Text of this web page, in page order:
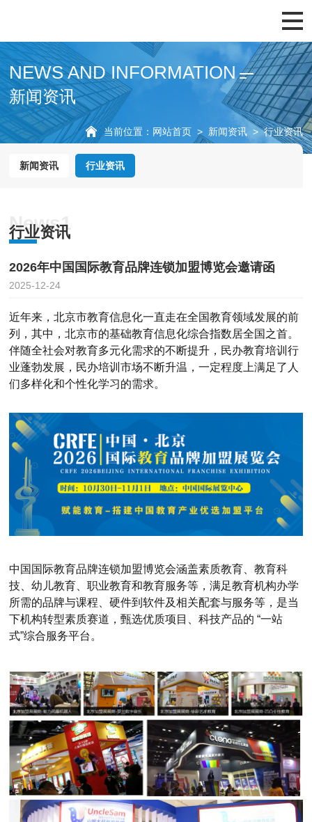
展会概览
展商服务
观众服务
往届回顾
新闻资讯
NEWS AND INFORMATION
新闻资讯
当前位置： 网站首页> 新闻资讯>行业资讯
新闻资讯 行业资讯
News1
行业资讯
2026年中国国际教育品牌连锁加盟博览会邀请函
2025-12-24
近年来，北京市教育信息化一直走在全国教育领域发展的前
列，其中，北京市的基础教育信息化综合指数居全国之首。
伴随全社会对教育多元化需求的不断提升，民办教育培训行
业蓬勃发展，民办培训市场不断升温，一定程度上满足了人
们多样化和个性化学习的需求。
中国国际教育品牌连锁加盟博览会涵盖素质教育、教育科
技、幼儿教育、职业教育和教育服务等，满足教育机构办学
所需的品牌与课程、硬件到软件及相关配套与服务等，是当
下机构转型素质赛道，甄选优质项目、科技产品的 “一站
式”综合服务平台。